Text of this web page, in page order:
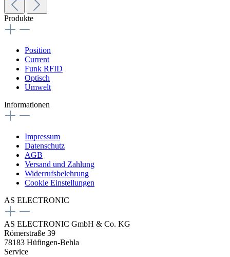
Produkte
Position
Current
Funk RFID
Optisch
Umwelt
Informationen
Impressum
Datenschutz
AGB
Versand und Zahlung
Widerrufsbelehrung
Cookie Einstellungen
AS ELECTRONIC
AS ELECTRONIC GmbH & Co. KG
Römerstraße 39
78183 Hüfingen-Behla
Service